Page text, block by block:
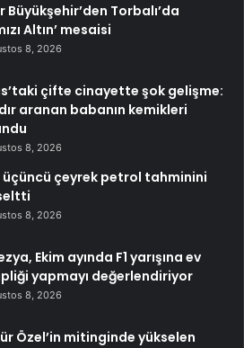
Büyükşehir’den Torbalı’da
Altın’ mesaisi
8, 2026
çifte cinayette şok gelişme:
aranan babanın kemikleri
8, 2026
üçüncü çeyrek petrol tahminini
8, 2026
Ekim ayında F1 yarışına ev
yapmayı değerlendiriyor
8, 2026
Özel’in mitinginde yükselen